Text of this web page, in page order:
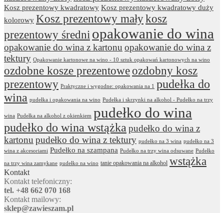
Kosz prezentowy kwadratowy Kosz prezentowy kwadratowy duży
kolorowy Kosz prezentowy małykosz
prezentowy średni opakowanie do wina
opakowanie do wina z kartonu opakowanie do wina z
tektury Opakowanie kartonowe na wino - 10 sztuk opakowań kartonowych na wino
ozdobne kosze prezentoweozdobny kosz
prezentowy Praktyczne i wygodne: opakowania na 1
pudełka do
wina pudełka i opakowania na wino Pudełka i skrzynki na alkohol - Pudełko na trzy
wina Pudełka na alkohol z okienkiem pudełko do wina
pudełko do wina wstążka pudełko do wina z
kartonu pudełko do wina z tektury pudełko na 3 wina pudełko na 3
wina z akcesoriami Pudełko na szampana Pudełko na trzy wina odsuwane Pudełko
na trzy wina zamykane pudełko na wino tanie opakowania na alkohol wstążka
Kontakt
Kontakt telefoniczny:
tel. +48 662 070 168
Kontakt mailowy:
sklep@zawieszam.pl